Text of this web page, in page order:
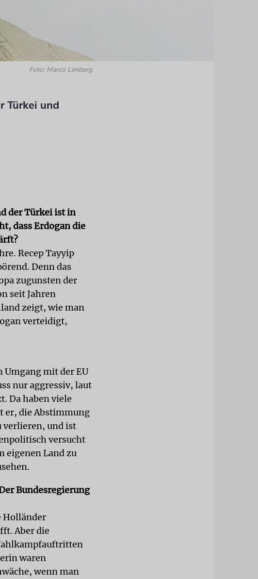
Foto: Marco Limberg
Türkei und
der Türkei ist in
dass Erdogan die
Recep Tayyip
Denn das
zugunsten der
seit Jahren
zeigt, wie man
verteidigt,
Umgang mit der EU
nur aggressiv, laut
Da haben viele
er, die Abstimmung
verlieren, und ist
versucht
eigenen Land zu
Bundesregierung
Holländer
Aber die
waren
wenn man